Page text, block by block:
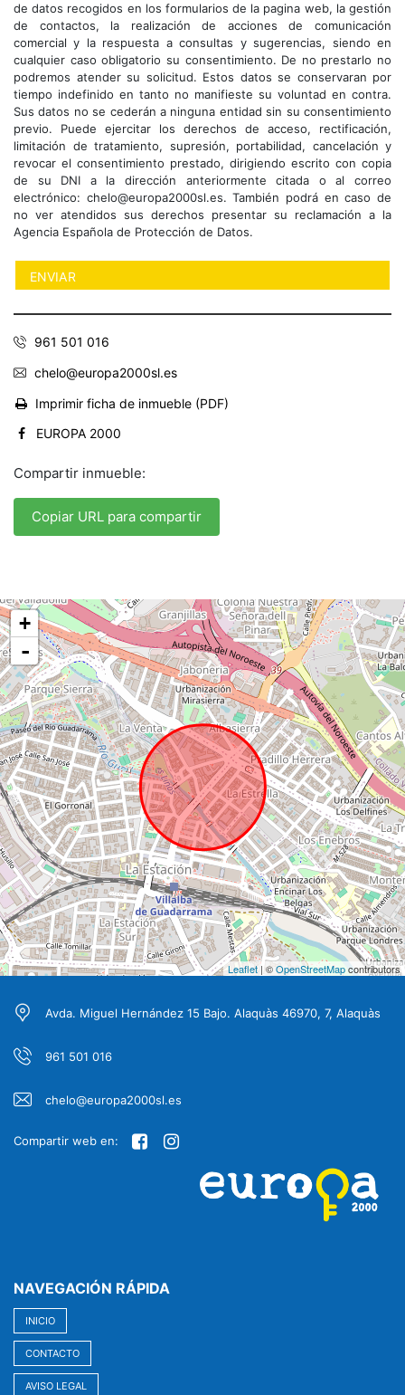
de datos recogidos en los formularios de la pagina web, la gestión
de contactos, la realización de acciones de comunicación
comercial y la respuesta a consultas y sugerencias, siendo en
cualquier caso obligatorio su consentimiento. De no prestarlo no
podremos atender su solicitud. Estos datos se conservaran por
tiempo indefinido en tanto no manifieste su voluntad en contra.
Sus datos no se cederán a ninguna entidad sin su consentimiento
previo. Puede ejercitar los derechos de acceso, rectificación,
limitación de tratamiento, supresión, portabilidad, cancelación y
revocar el consentimiento prestado, dirigiendo escrito con copia
de su DNI a la dirección anteriormente citada o al correo
electrónico: chelo@europa2000sl.es. También podrá en caso de
no ver atendidos sus derechos presentar su reclamación a la
Agencia Española de Protección de Datos.
961 501 016
chelo@europa2000sl.es
Imprimir ficha de inmueble (PDF)
EUROPA 2000
Compartir inmueble:
Copiar URL para compartir
+
-
Leaflet| ©OpenStreetMapcontributors
Avda. Miguel Hernández 15 Bajo. Alaquàs 46970, 7, Alaquàs
961 501 016
chelo@europa2000sl.es
Compartir web en:
NAVEGACIÓN RÁPIDA
INICIO
CONTACTO
AVISO LEGAL